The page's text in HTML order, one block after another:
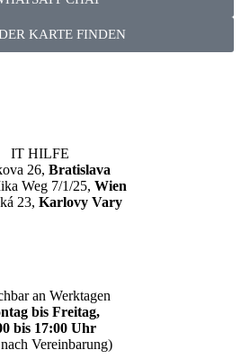
KARTE FINDEN
IT HILFE
26, Bratislava
Weg 7/1/25, Wien
23, Karlovy Vary
an Werktagen
bis Freitag,
bis 17:00 Uhr
Vereinbarung)